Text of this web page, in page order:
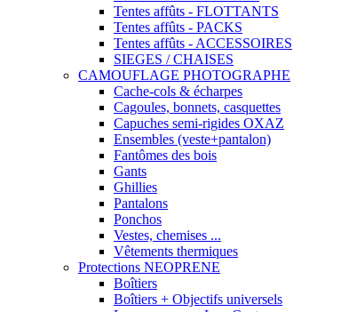
Tentes affûts - FLOTTANTS
Tentes affûts - PACKS
Tentes affûts - ACCESSOIRES
SIEGES / CHAISES
CAMOUFLAGE PHOTOGRAPHE
Cache-cols & écharpes
Cagoules, bonnets, casquettes
Capuches semi-rigides OXAZ
Ensembles (veste+pantalon)
Fantômes des bois
Gants
Ghillies
Pantalons
Ponchos
Vestes, chemises ...
Vêtements thermiques
Protections NEOPRENE
Boîtiers
Boîtiers + Objectifs universels